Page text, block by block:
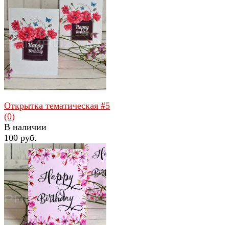
избранное сравнить
избранное сравнить
Открытка тематическая #5
(0)
В наличии
100 руб.